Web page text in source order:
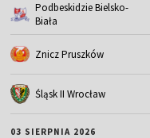
Podbeskidzie Bielsko-
Biała
Znicz Pruszków
Śląsk II Wrocław
03 SIERPNIA 2026